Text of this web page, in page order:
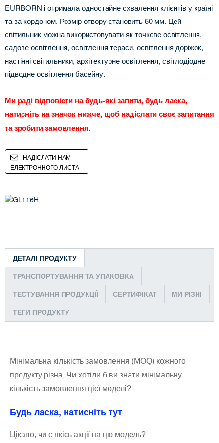
EURBORN і отримала одностайне схвалення клієнтів у країні
та за кордоном. Розмір отвору становить 50 мм. Цей
світильник можна використовувати як точкове освітлення,
садове освітлення, освітлення тераси, освітлення доріжок,
настінні світильники, архітектурне освітлення, світлодіодне
підводне освітлення басейну.
Ми раді відповісти на будь-які запити, будь ласка,
натисніть на значок нижче, щоб надіслати своє запитання
та зробити замовлення.
НАДІСЛАТИ НАМ
ЕЛЕКТРОННОГО ЛИСТА
ДЕТАЛІ ПРОДУКТУ
ТРАНСПОРТУВАННЯ ТА УПАКОВКА
ТЕСТУВАННЯ ПРОДУКЦІЇ
СЕРТИФІКАТ
МИ РІЗНІ
ТЕГИ ПРОДУКТУ
Мінімальна кількість замовлення (MOQ) кожного
продукту різна. Чи хотіли б ви знати мінімальну
кількість замовлення цієї моделі?
Будь ласка, натисніть тут
Цікаво, чи є якісь акції на цю модель?